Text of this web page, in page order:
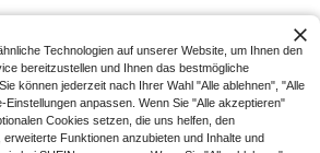
Technologien auf unserer Website, um Ihnen den
bereitzustellen und Ihnen das bestmögliche
können jederzeit nach Ihrer Wahl "Alle ablehnen", "Alle
anpassen. Wenn Sie "Alle akzeptieren"
Cookies setzen, die uns helfen, den
Funktionen anzubieten und Inhalte und